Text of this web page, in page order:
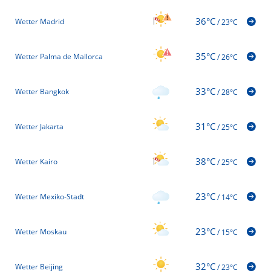
Wetter Madrid 36°C/23°C
Wetter Palma de Mallorca 35°C/26°C
Wetter Bangkok 33°C/28°C
Wetter Jakarta 31°C/25°C
Wetter Kairo 38°C/25°C
Wetter Mexiko-Stadt 23°C/14°C
Wetter Moskau 23°C/15°C
Wetter Beijing 32°C/23°C